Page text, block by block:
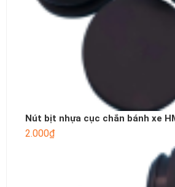
Nút bịt nhựa cục chắn bánh xe
2.000₫